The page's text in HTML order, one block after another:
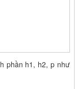
phần h1, h2, p như